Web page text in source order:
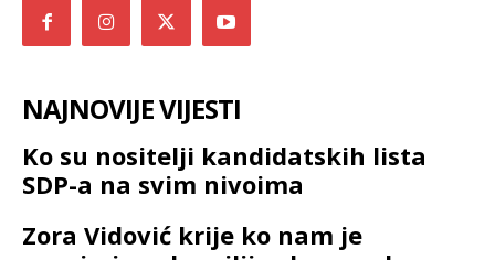
NAJNOVIJE VIJESTI
Ko su nositelji kandidatskih lista
SDP-a na svim nivoima
Zora Vidović krije ko nam je